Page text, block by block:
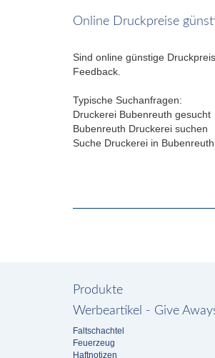
Online Druckpreise
Sind online günstige
Feedback.
Typische Suchanfragen:
Druckerei Bubenreuth gesucht
Bubenreuth Druckerei suchen
Suche Druckerei in Bubenreuth
Produkte
Werbeartikel - Give
Faltschachtel
Feuerzeug
Haftnotizen